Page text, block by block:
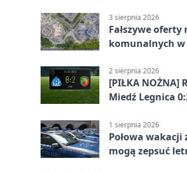
3 sierpnia 2026
Fałszywe oferty
komunalnych w
2 sierpnia 2026
[PIŁKA NOŻNA]
Miedź Legnica
1 sierpnia 2026
Połowa wakacji
mogą zepsuć